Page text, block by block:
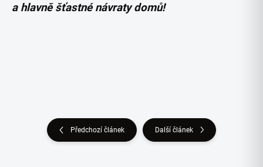
a hlavně šťastné návraty domů!
Předchozí článek Další článek